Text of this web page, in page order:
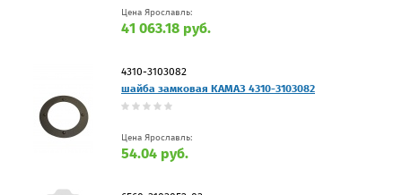
Цена Ярославль:
41 063.18 руб.
4310-3103082
шайба замковая КАМАЗ 4310-3103082
Цена Ярославль:
54.04 руб.